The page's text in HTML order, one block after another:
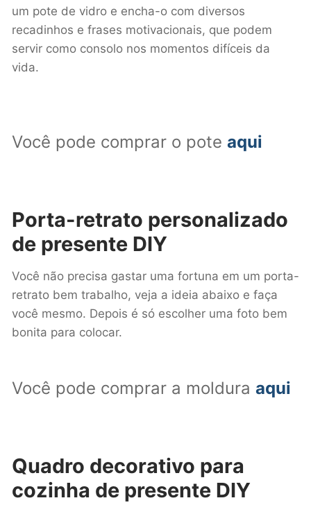
um pote de vidro e encha-o com diversos
recadinhos e frases motivacionais, que podem
servir como consolo nos momentos difíceis da
vida.
Você pode comprar o pote aqui
Porta-retrato personalizado
de presente DIY
Você não precisa gastar uma fortuna em um porta-
retrato bem trabalho, veja a ideia abaixo e faça
você mesmo. Depois é só escolher uma foto bem
bonita para colocar.
Você pode comprar a moldura aqui
Quadro decorativo para
cozinha de presente DIY